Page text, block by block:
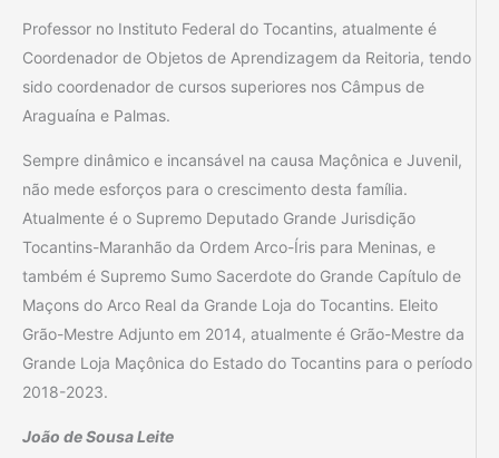
Professor no Instituto Federal do Tocantins, atualmente é
Coordenador de Objetos de Aprendizagem da Reitoria, tendo
sido coordenador de cursos superiores nos Câmpus de
Araguaína e Palmas.
Sempre dinâmico e incansável na causa Maçônica e Juvenil,
não mede esforços para o crescimento desta família.
Atualmente é o Supremo Deputado Grande Jurisdição
Tocantins-Maranhão da Ordem Arco-Íris para Meninas, e
também é Supremo Sumo Sacerdote do Grande Capítulo de
Maçons do Arco Real da Grande Loja do Tocantins. Eleito
Grão-Mestre Adjunto em 2014, atualmente é Grão-Mestre da
Grande Loja Maçônica do Estado do Tocantins para o período
2018-2023.
João de Sousa Leite